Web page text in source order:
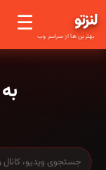
لنزتو
بهترین ها از سراسر وب ☰
به